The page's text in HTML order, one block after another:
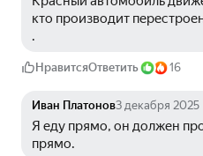
кто производит
.
НравитсяОтветить 16
Иван Платонов3 декабря 2025
Я еду прямо, он должен
прямо.